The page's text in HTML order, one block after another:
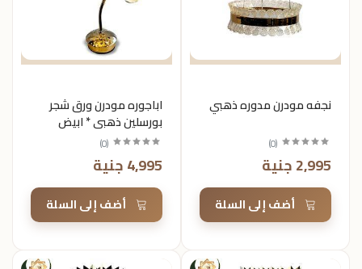
نجفه مودرن مدوره ذهبي
(
0
)
2,995 جنية
أضف إلى السلة
اباجوره مودرن ورق شجر
بورسلين ذهبي * ابيض
(
0
)
4,995 جنية
أضف إلى السلة